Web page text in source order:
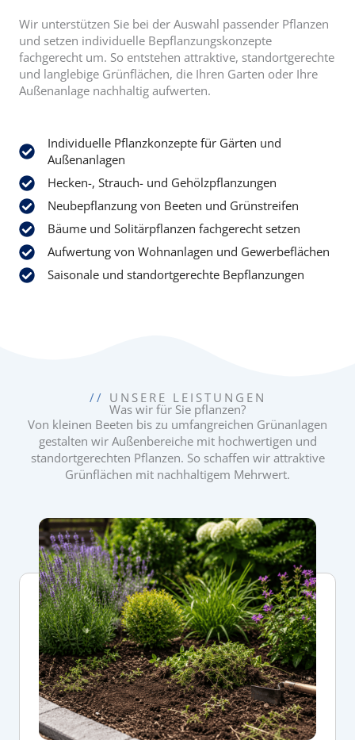
Wir unterstützen Sie bei der Auswahl passender Pflanzen
und setzen individuelle Bepflanzungskonzepte
fachgerecht um. So entstehen attraktive, standortgerechte
und langlebige Grünflächen, die Ihren Garten oder Ihre
Außenanlage nachhaltig aufwerten.
Individuelle Pflanzkonzepte für Gärten und
Außenanlagen
Hecken-, Strauch- und Gehölzpflanzungen
Neubepflanzung von Beeten und Grünstreifen
Bäume und Solitärpflanzen fachgerecht setzen
Aufwertung von Wohnanlagen und Gewerbeflächen
Saisonale und standortgerechte Bepflanzungen
// UNSERE LEISTUNGEN
Was wir für Sie pflanzen?
Von kleinen Beeten bis zu umfangreichen Grünanlagen
gestalten wir Außenbereiche mit hochwertigen und
standortgerechten Pflanzen. So schaffen wir attraktive
Grünflächen mit nachhaltigem Mehrwert.